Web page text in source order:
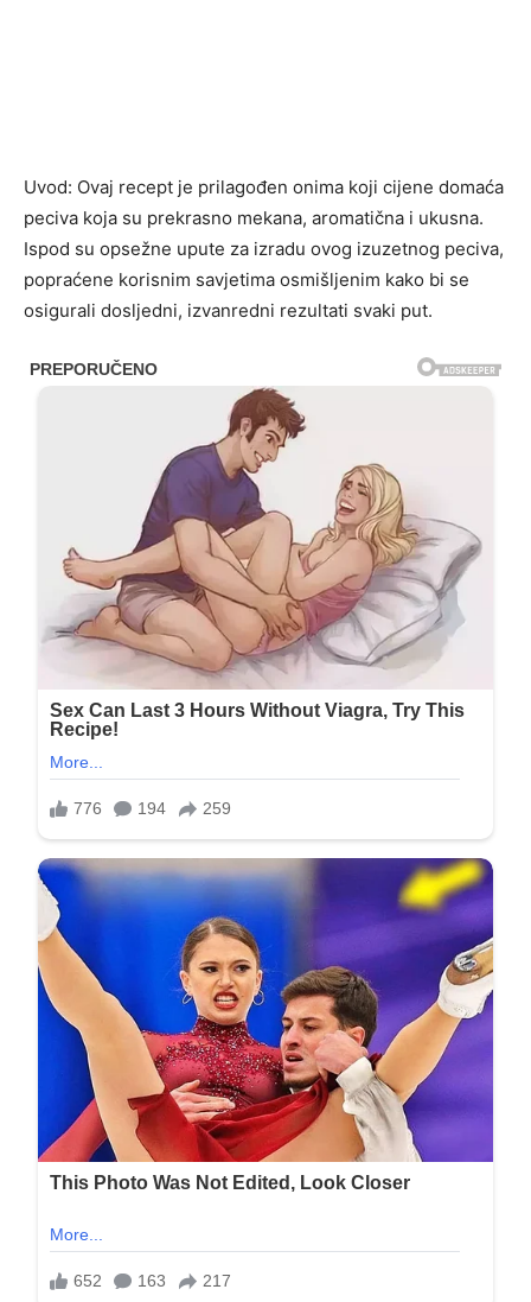
Uvod: Ovaj recept je prilagođen onima koji cijene domaća
peciva koja su prekrasno mekana, aromatična i ukusna.
Ispod su opsežne upute za izradu ovog izuzetnog peciva,
popraćene korisnim savjetima osmišljenim kako bi se
osigurali dosljedni, izvanredni rezultati svaki put.